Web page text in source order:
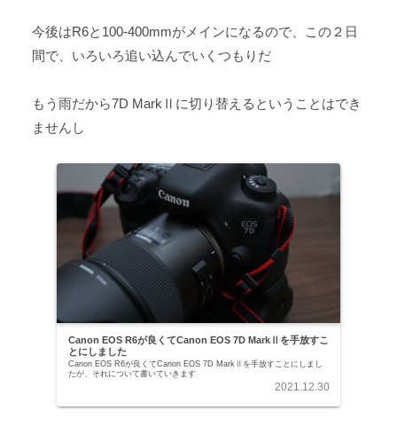
今後はR6と100-400mmがメインになるので、この２日
間で、いろいろ追い込んでいくつもりだ
もう雨だから7D MarkⅡに切り替えるということはでき
ませんし
Canon EOS R6が良くてCanon EOS 7D MarkⅡを手放すこ
とにしました
Canon EOS R6が良くてCanon EOS 7D MarkⅡを手放すことにしまし
たが、それについて書いていきます
2021.12.30